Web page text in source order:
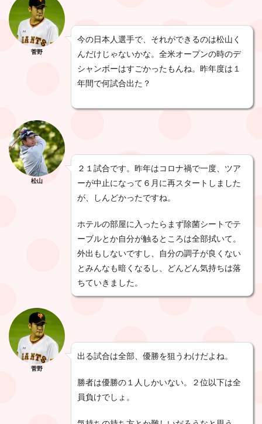
菅野
今の日本人選手で、それができるのは松山く
んだけじゃないかな。全米オープンの時のデ
シャンボーはすごかったもんね。昨年度は１
年間で何試合出た？
松山
２１試合です。昨年はコロナ禍で一度、ツア
ーが中止になって６月に再スタートしました
が、しんどかったですね。
ホテルの部屋に入ったらまず除菌シートでテ
ーブルとか自分が触るところは全部拭いて。
外出もしないですし、自分の調子が良くない
とみんなも暗くなるし、どんどん気持ちは落
ちていきました。
菅野
出る試合は全部、優勝を狙うわけだよね。
勝者は優勝の１人しかいない。２位以下は全
員負けでしょ。